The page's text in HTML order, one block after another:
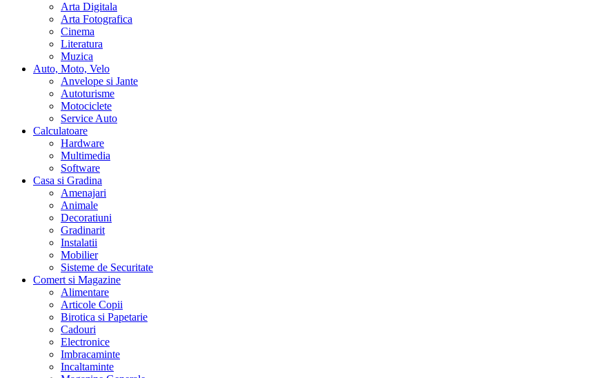
Arta Digitala
Arta Fotografica
Cinema
Literatura
Muzica
Auto, Moto, Velo
Anvelope si Jante
Autoturisme
Motociclete
Service Auto
Calculatoare
Hardware
Multimedia
Software
Casa si Gradina
Amenajari
Animale
Decoratiuni
Gradinarit
Instalatii
Mobilier
Sisteme de Securitate
Comert si Magazine
Alimentare
Articole Copii
Birotica si Papetarie
Cadouri
Electronice
Imbracaminte
Incaltaminte